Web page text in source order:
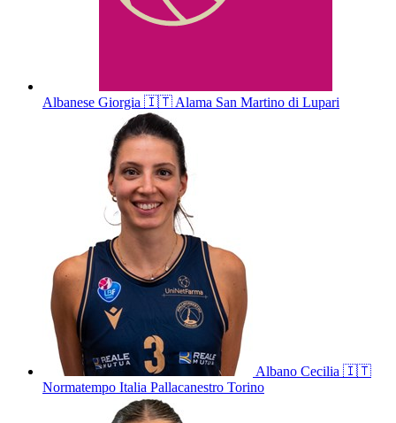
Albanese Giorgia 🇮🇹Alama San Martino di Lupari
Albano Cecilia 🇮🇹
Normatempo Italia Pallacanestro Torino